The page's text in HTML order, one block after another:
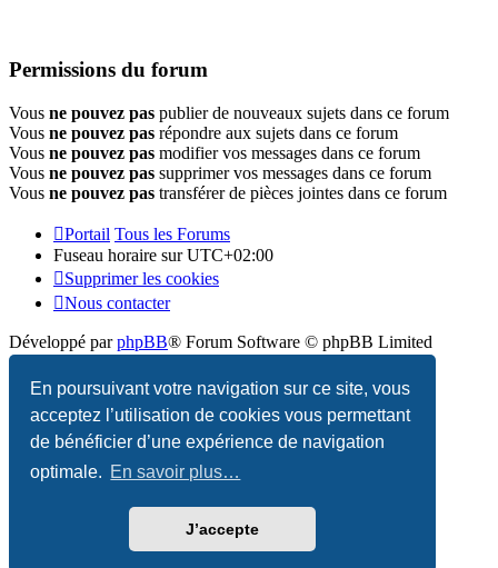
En poursuivant votre navigation sur ce site, vous
acceptez l’utilisation de cookies vous permettant
de bénéficier d’une expérience de navigation
optimale. En savoir plus…
J’accepte
Permissions du forum
Vous ne pouvez pas publier de nouveaux sujets dans ce forum
Vous ne pouvez pas répondre aux sujets dans ce forum
Vous ne pouvez pas modifier vos messages dans ce forum
Vous ne pouvez pas supprimer vos messages dans ce forum
Vous ne pouvez pas transférer de pièces jointes dans ce forum
Portail Tous les Forums
Fuseau horaire surUTC+02:00
Supprimer les cookies
Nous contacter
Développé parphpBB® Forum Software © phpBB Limited
Traduction française officielle
©
Qiaeru
Confidentialité |Conditions